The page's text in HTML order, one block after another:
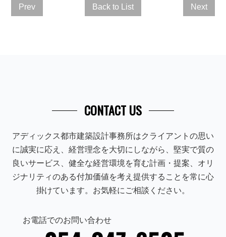
Prev Back to List Next
CONTACT US
アディックス都市建築設計事務所はクライアントの思い
に誠実に応え、経営理念を大切にしながら、堅実で質の
良いサービス、健全な経営環境を育む計画・提案、オリ
ジナリティのある付加価値を考え提供することを常に心
掛けています。お気軽にご相談ください。
お電話でのお問い合わせ